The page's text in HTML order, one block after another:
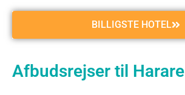
BILLIGSTE HOTEL
Afbudsrejser til Harare